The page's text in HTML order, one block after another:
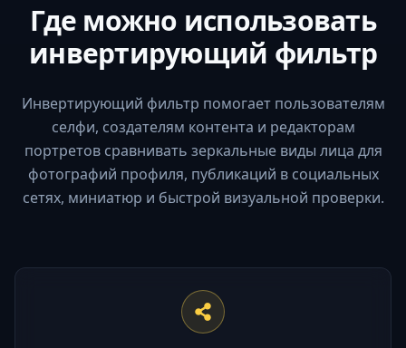
Где можно использовать
инвертирующий фильтр
Инвертирующий фильтр помогает пользователям
селфи, создателям контента и редакторам
портретов сравнивать зеркальные виды лица для
фотографий профиля, публикаций в социальных
сетях, миниатюр и быстрой визуальной проверки.